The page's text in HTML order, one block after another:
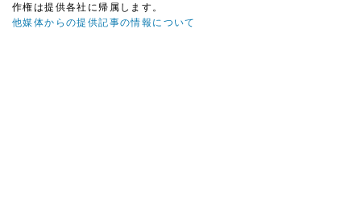
作権は提供各社に帰属します。
他媒体からの提供記事の情報について